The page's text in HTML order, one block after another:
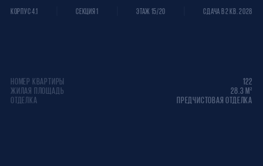
КОРПУС 4.1 СЕКЦИЯ 1 ЭТАЖ 15/20 СДАЧА В 2 КВ. 2028
НОМЕР КВАРТИРЫ
122
ЖИЛАЯ ПЛОЩАДЬ
28.3 М²
ОТДЕЛКА
ПРЕДЧИСТОВАЯ ОТДЕЛКА